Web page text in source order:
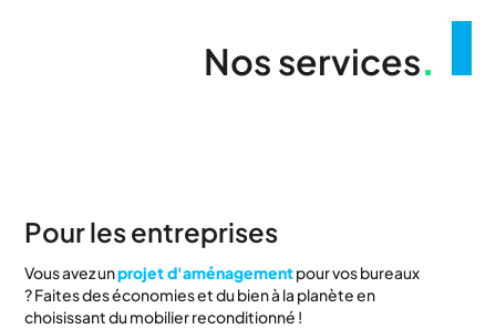
Nos services.
Pour les entreprises
Vous avez unprojet d'aménagementpour vos bureaux
? Faites des économies et du bien à la planète en
choisissant du mobilier reconditionné !